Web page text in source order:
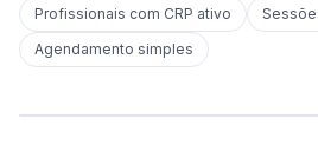
Profissionais com CRP ativo
Agendamento simples